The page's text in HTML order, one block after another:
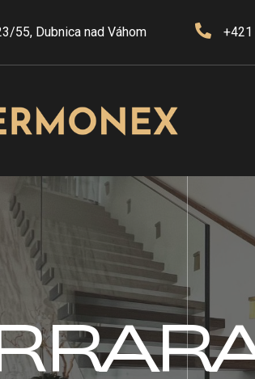
55, Dubnica nad Váhom